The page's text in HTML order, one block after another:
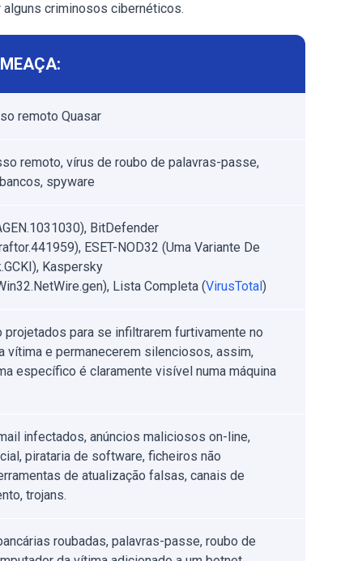
criminosos cibernéticos.
remoto Quasar
remoto, vírus de roubo de palavras-passe,
spyware
BitDefender
ESET-NOD32 (Uma Variante De
Kaspersky
Lista Completa (VirusTotal)
projetados para se infiltrarem furtivamente no
vítima e permanecerem silenciosos, assim,
específico é claramente visível numa máquina
infectados, anúncios maliciosos on-line,
pirataria de software, ficheiros não
de atualização falsas, canais de
trojans.
roubadas, palavras-passe, roubo de